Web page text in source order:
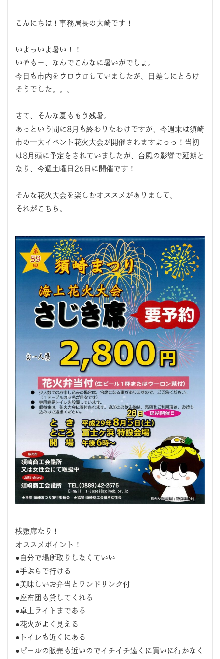
こんにちは！事務局長の大崎です！
いよっいよ暑い！！
いやもー、なんでこんなに暑いがでしょ。
今日も市内をウロウロしていましたが、日差しにとろけ
そうでした。。。
さて、そんな夏ももう残暑。
あっという間に8月も終わりなわけですが、今週末は須崎
市の一大イベント花火大会が開催されますよっっ！当初
は8月頭に予定をされていましたが、台風の影響で延期と
なり、今週土曜日26日に開催です！
そんな花火大会を楽しむオススメがありまして。
それがこちら。
桟敷席なり！
オススメポイント！
●自分で場所取りしなくていい
●手ぶらで行ける
●美味しいお弁当とワンドリンク付
●座布団も貸してくれる
●卓上ライトまである
●花火がよく見える
●トイレも近くにある
●ビールの販売も近いのでイチイチ遠くに買いに行かなく